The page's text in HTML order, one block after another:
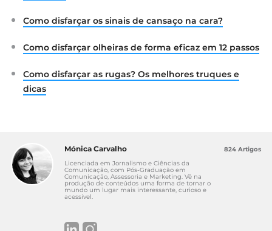
Como disfarçar os sinais de cansaço na cara?
Como disfarçar olheiras de forma eficaz em 12 passos
Como disfarçar as rugas? Os melhores truques e
dicas
Mónica Carvalho
Licenciada em Jornalismo e Ciências da
Comunicação, com Pós-Graduação em
Comunicação, Assessoria e Marketing. Vê na
produção de conteúdos uma forma de tornar o
mundo um lugar mais interessante, curioso e
acessível.
824 Artigos